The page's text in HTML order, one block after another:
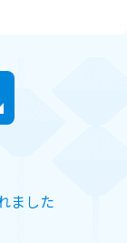
ました